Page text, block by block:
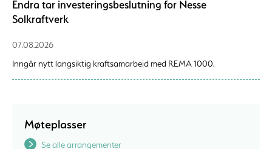
Endra tar investeringsbeslutning for Nesse
Solkraftverk
07.08.2026
Inngår nytt langsiktig kraftsamarbeid med REMA 1000.
Møteplasser
Se alle arrangementer